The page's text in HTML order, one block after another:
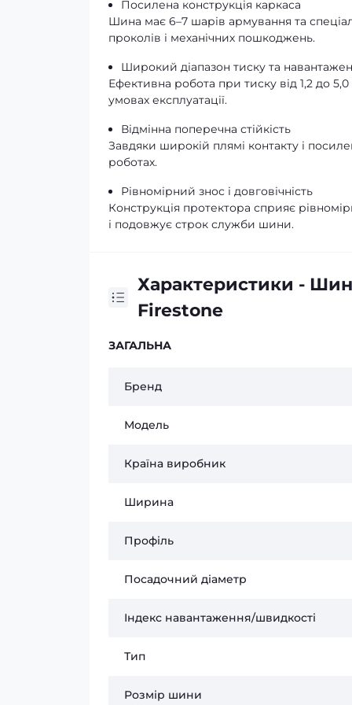
Посилена конструкція каркаса
Шина має 6–7 шарів армування та
проколів і механічних пошкоджень.
Широкий діапазон тиску та
Ефективна робота при тиску від 1,2 до
умовах експлуатації.
Відмінна поперечна стійкість
Завдяки широкій плямі контакту і
роботах.
Рівномірний знос і довговічність
Конструкція протектора сприяє
і подовжує строк служби шини.
Характеристики -
Firestone
ЗАГАЛЬНА
Бренд
Модель
Країна виробник
Ширина
Профіль
Посадочний діаметр
Індекс навантаження/швидкості
Тип
Розмір шини